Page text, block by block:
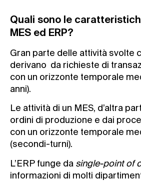
Quali sono le
MES ed ERP?
Gran parte delle attività svolte
derivano da richieste di
con un orizzonte temporale
anni).
Le attività di un MES, d’altra
ordini di produzione e dai
con un orizzonte temporale
(secondi-turni).
L’ERP funge da single-point of
informazioni di molti